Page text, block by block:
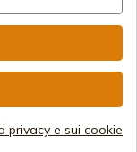
privacy e sui cookie